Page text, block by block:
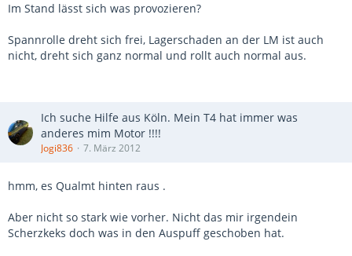
Im Stand lässt sich was provozieren?
Spannrolle dreht sich frei, Lagerschaden an der LM ist auch
nicht, dreht sich ganz normal und rollt auch normal aus.
Ich suche Hilfe aus Köln. Mein T4 hat immer was
anderes mim Motor !!!!
Jogi836 7. März 2012
hmm, es Qualmt hinten raus .
Aber nicht so stark wie vorher. Nicht das mir irgendein
Scherzkeks doch was in den Auspuff geschoben hat.